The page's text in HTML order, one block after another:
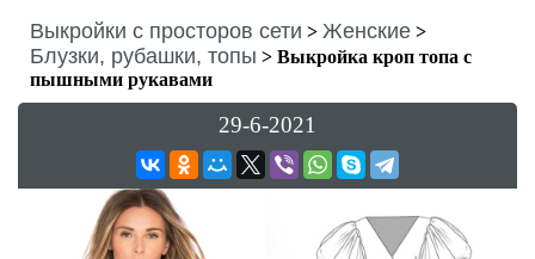
Выкройки с просторов сети > Женские >
Блузки, рубашки, топы > Выкройка кроп топа с
пышными рукавами
29-6-2021